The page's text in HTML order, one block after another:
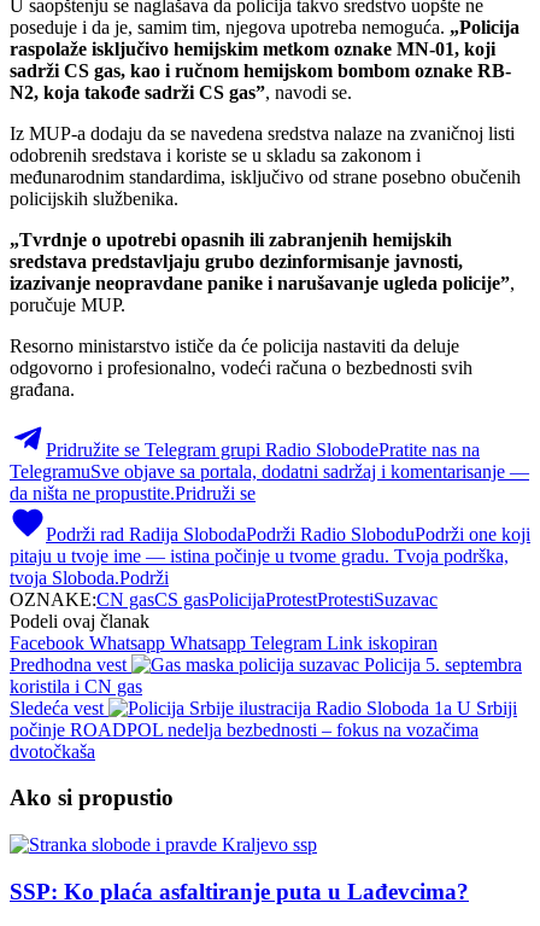
U saopštenju se naglašava da policija takvo sredstvo uopšte ne
poseduje i da je, samim tim, njegova upotreba nemoguća. „Policija
raspolaže isključivo hemijskim metkom oznake MN-01, koji
sadrži CS gas, kao i ručnom hemijskom bombom oznake RB-
N2, koja takođe sadrži CS gas”, navodi se.
Iz MUP-a dodaju da se navedena sredstva nalaze na zvaničnoj listi
odobrenih sredstava i koriste se u skladu sa zakonom i
međunarodnim standardima, isključivo od strane posebno obučenih
policijskih službenika.
„Tvrdnje o upotrebi opasnih ili zabranjenih hemijskih
sredstava predstavljaju grubo dezinformisanje javnosti,
izazivanje neopravdane panike i narušavanje ugleda policije”,
poručuje MUP.
Resorno ministarstvo ističe da će policija nastaviti da deluje
odgovorno i profesionalno, vodeći računa o bezbednosti svih
građana.
Pridružite se Telegram grupi Radio SlobodePratite nas na
TelegramuSve objave sa portala, dodatni sadržaj i komentarisanje —
da ništa ne propustite.Pridruži se
Podrži rad Radija SlobodaPodrži Radio SloboduPodrži one koji
pitaju u tvoje ime — istina počinje u tvome gradu. Tvoja podrška,
tvoja Sloboda.Podrži
OZNAKE:CN gasCS gasPolicijaProtestProtestiSuzavac
Podeli ovaj članak
Facebook Whatsapp Whatsapp Telegram Link iskopiran
Predhodna vest
Policija 5. septembra
koristila i CN gas
Sledeća vest
U Srbiji
počinje ROADPOL nedelja bezbednosti – fokus na vozačima
dvotočkaša
Ako si propustio
SSP: Ko plaća asfaltiranje puta u Lađevcima?